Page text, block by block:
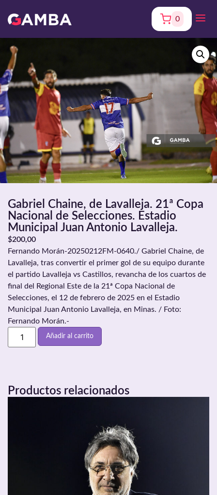
0
Gabriel Chaine, de Lavalleja. 21ª Copa
Nacional de Selecciones. Estadio
Municipal Juan Antonio Lavalleja.
$200,00
Fernando Morán-20250212FM-0640./ Gabriel Chaine, de
Lavalleja, tras convertir el primer gol de su equipo durante
el partido Lavalleja vs Castillos, revancha de los cuartos de
final del Regional Este de la 21ª Copa Nacional de
Selecciones, el 12 de febrero de 2025 en el Estadio
Municipal Juan Antonio Lavalleja, en Minas. / Foto:
Fernando Morán.-
Añadir al carrito
Productos relacionados